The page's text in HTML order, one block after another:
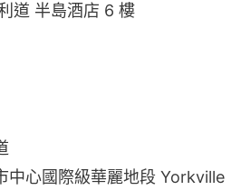
道 半島酒店 6 樓
中心國際級華麗地段 Yorkville